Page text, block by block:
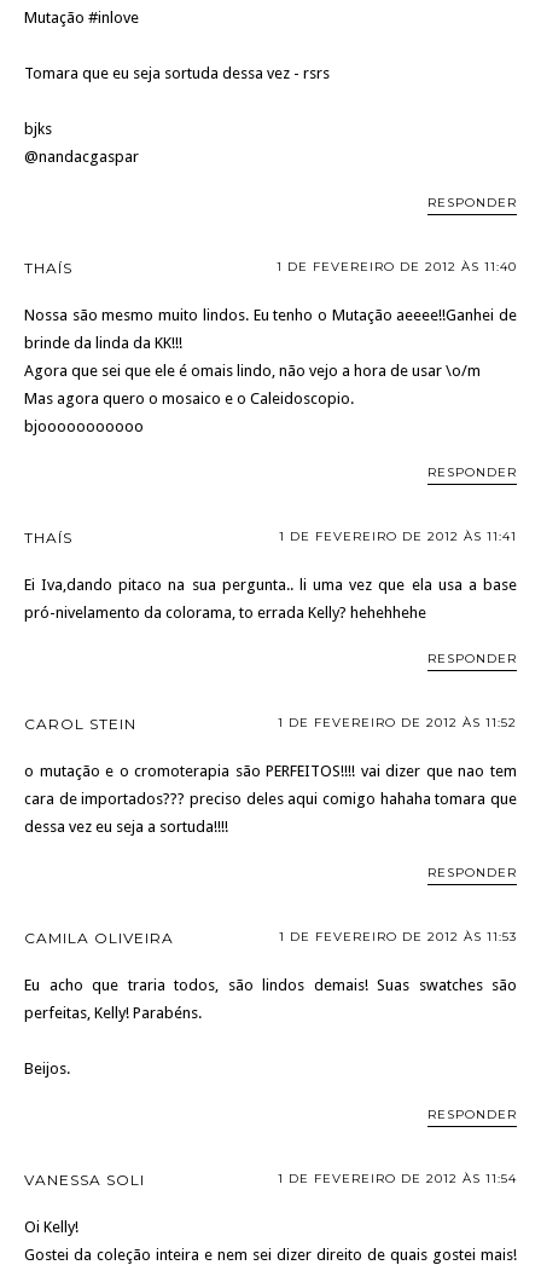
Mutação #inlove
Tomara que eu seja sortuda dessa vez - rsrs
bjks
@nandacgaspar
RESPONDER
THAÍS 1 DE FEVEREIRO DE 2012 ÀS 11:40
Nossa são mesmo muito lindos. Eu tenho o Mutação aeeee!!Ganhei de
brinde da linda da KK!!!
Agora que sei que ele é omais lindo, não vejo a hora de usar \o/m
Mas agora quero o mosaico e o Caleidoscopio.
bjooooooooooo
RESPONDER
THAÍS 1 DE FEVEREIRO DE 2012 ÀS 11:41
Ei Iva,dando pitaco na sua pergunta.. li uma vez que ela usa a base
pró-nivelamento da colorama, to errada Kelly? hehehhehe
RESPONDER
CAROL STEIN 1 DE FEVEREIRO DE 2012 ÀS 11:52
o mutação e o cromoterapia são PERFEITOS!!!! vai dizer que nao tem
cara de importados??? preciso deles aqui comigo hahaha tomara que
dessa vez eu seja a sortuda!!!!
RESPONDER
CAMILA OLIVEIRA 1 DE FEVEREIRO DE 2012 ÀS 11:53
Eu acho que traria todos, são lindos demais! Suas swatches são
perfeitas, Kelly! Parabéns.
Beijos.
RESPONDER
VANESSA SOLI 1 DE FEVEREIRO DE 2012 ÀS 11:54
Oi Kelly!
Gostei da coleção inteira e nem sei dizer direito de quais gostei mais!